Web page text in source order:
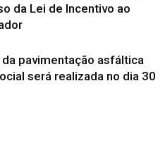
da Lei de Incentivo ao
da pavimentação asfáltica
será realizada no dia 30